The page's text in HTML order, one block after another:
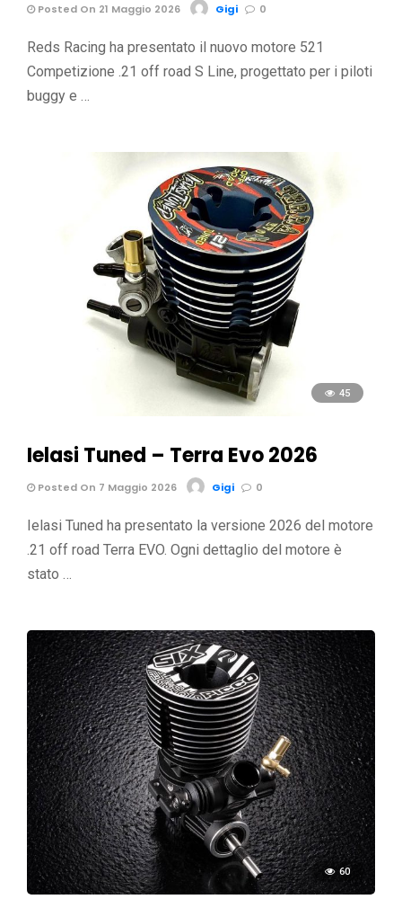
Posted On 21 Maggio 2026 Gigi 0
Reds Racing ha presentato il nuovo motore 521
Competizione .21 off road S Line, progettato per i piloti
buggy e …
45
Ielasi Tuned – Terra Evo 2026
Posted On 7 Maggio 2026 Gigi 0
Ielasi Tuned ha presentato la versione 2026 del motore
.21 off road Terra EVO. Ogni dettaglio del motore è
stato …
60